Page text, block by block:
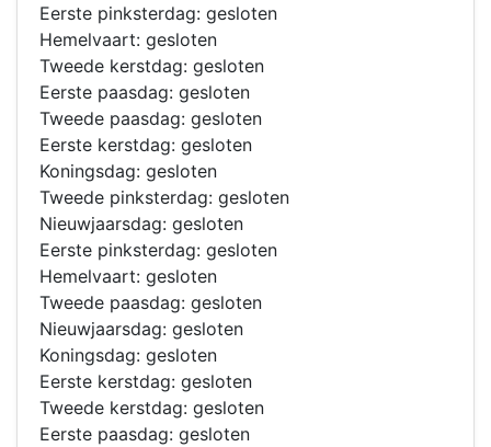
Eerste pinksterdag: gesloten
Hemelvaart: gesloten
Tweede kerstdag: gesloten
Eerste paasdag: gesloten
Tweede paasdag: gesloten
Eerste kerstdag: gesloten
Koningsdag: gesloten
Tweede pinksterdag: gesloten
Nieuwjaarsdag: gesloten
Eerste pinksterdag: gesloten
Hemelvaart: gesloten
Tweede paasdag: gesloten
Nieuwjaarsdag: gesloten
Koningsdag: gesloten
Eerste kerstdag: gesloten
Tweede kerstdag: gesloten
Eerste paasdag: gesloten